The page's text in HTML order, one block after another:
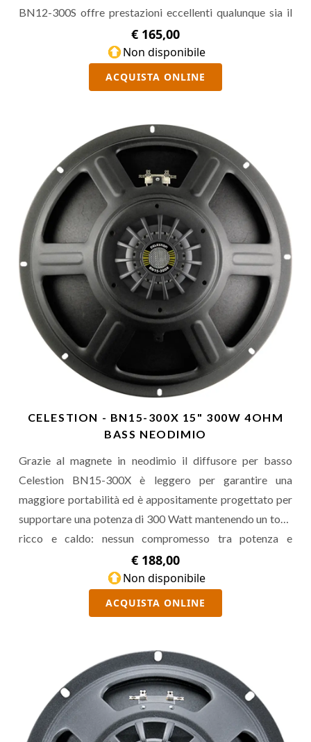
BN12-300S offre prestazioni eccellenti qualunque sia il
€ 165,00
Non disponibile
ACQUISTA ONLINE
CELESTION - BN15-300X 15" 300W 4OHM
BASS NEODIMIO
Grazie al magnete in neodimio il diffusore per basso
Celestion BN15-300X è leggero per garantire una
maggiore portabilità ed è appositamente progettato per
supportare una potenza di 300 Watt mantenendo un tono
ricco e caldo: nessun compromesso tra potenza e
€ 188,00
Non disponibile
ACQUISTA ONLINE